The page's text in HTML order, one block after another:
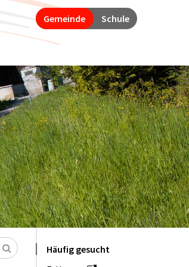
Gemeinde Schule
Suchen
Häufig gesucht